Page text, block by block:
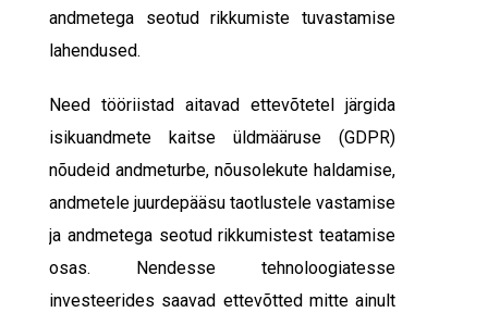
andmetega seotud rikkumiste tuvastamise
lahendused.
Need tööriistad aitavad ettevõtetel järgida
isikuandmete kaitse üldmääruse (GDPR)
nõudeid andmeturbe, nõusolekute haldamise,
andmetele juurdepääsu taotlustele vastamise
ja andmetega seotud rikkumistest teatamise
osas. Nendesse tehnoloogiatesse
investeerides saavad ettevõtted mitte ainult